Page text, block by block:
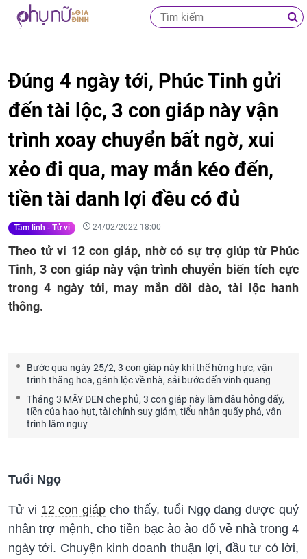
Đúng 4 ngày tới, Phúc Tinh gửi
đến tài lộc, 3 con giáp này vận
trình xoay chuyển bất ngờ, xui
xẻo đi qua, may mắn kéo đến,
tiền tài danh lợi đều có đủ
Tâm linh - Tử vi 24/02/2022 18:00
Theo tử vi 12 con giáp, nhờ có sự trợ giúp từ Phúc
Tinh, 3 con giáp này vận trình chuyển biến tích cực
trong 4 ngày tới, may mắn dồi dào, tài lộc hanh
thông.
Bước qua ngày 25/2, 3 con giáp này khí thế hừng hực, vận
trình thăng hoa, gánh lộc về nhà, sải bước đến vinh quang
Tháng 3 MÂY ĐEN che phủ, 3 con giáp này làm đâu hỏng đấy,
tiền của hao hụt, tài chính suy giảm, tiểu nhân quấy phá, vận
trình lâm nguy
Tuổi Ngọ
Tử vi 12 con giáp cho thấy, tuổi Ngọ đang được quý
nhân trợ mệnh, cho tiền bạc ào ào đổ về nhà trong 4
ngày tới. Chuyện kinh doanh thuận lợi, đầu tư có lời,